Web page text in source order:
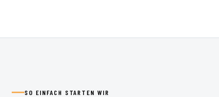
SO EINFACH STARTEN WIR